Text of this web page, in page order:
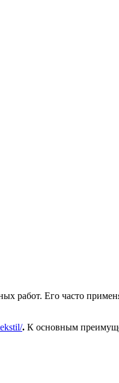
работ. Его часто
. К основным